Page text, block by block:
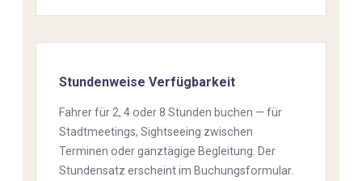
Stundenweise Verfügbarkeit
Fahrer für 2, 4 oder 8 Stunden buchen — für
Stadtmeetings, Sightseeing zwischen
Terminen oder ganztägige Begleitung. Der
Stundensatz erscheint im Buchungsformular.